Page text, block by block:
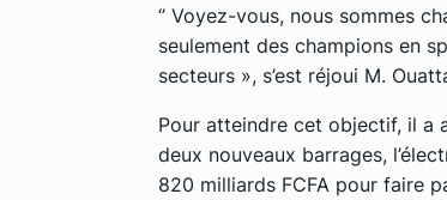
‘’ Voyez-vous, nous sommes
seulement des champions en
secteurs », s’est réjoui M.
Pour atteindre cet objectif, il a
deux nouveaux barrages,
820 milliards FCFA pour faire